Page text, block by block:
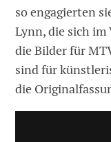
so engagierten
Lynn, die sich
die Bilder für
sind für
die